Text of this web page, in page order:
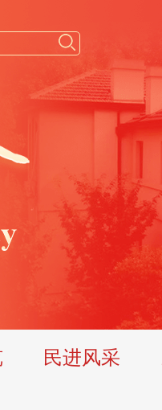
民进风采